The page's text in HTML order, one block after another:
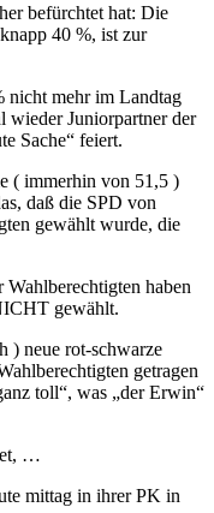
befürchtet hat: Die
40 %, ist zur
nicht mehr im Landtag
Juniorpartner der
Sache“ feiert.
( immerhin von 51,5 )
daß die SPD von
gewählt wurde, die
haben
gewählt.
) neue rot-schwarze
getragen
toll“, was „der Erwin“
…
mittag in ihrer PK in